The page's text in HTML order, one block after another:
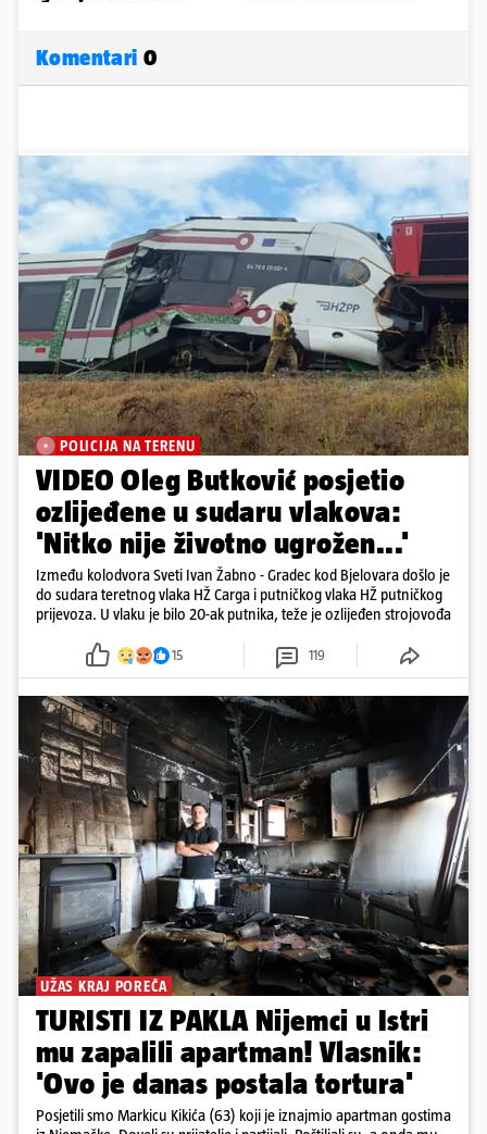
Komentari 0
POLICIJA NA TERENU
VIDEO Oleg Butković posjetio
ozlijeđene u sudaru vlakova:
'Nitko nije životno ugrožen...'
Između kolodvora Sveti Ivan Žabno - Gradec kod Bjelovara došlo je
do sudara teretnog vlaka HŽ Carga i putničkog vlaka HŽ putničkog
prijevoza. U vlaku je bilo 20-ak putnika, teže je ozlijeđen strojovođa
15 119
UŽAS KRAJ POREČA
TURISTI IZ PAKLA Nijemci u Istri
mu zapalili apartman! Vlasnik:
'Ovo je danas postala tortura'
Posjetili smo Markicu Kikića (63) koji je iznajmio apartman gostima